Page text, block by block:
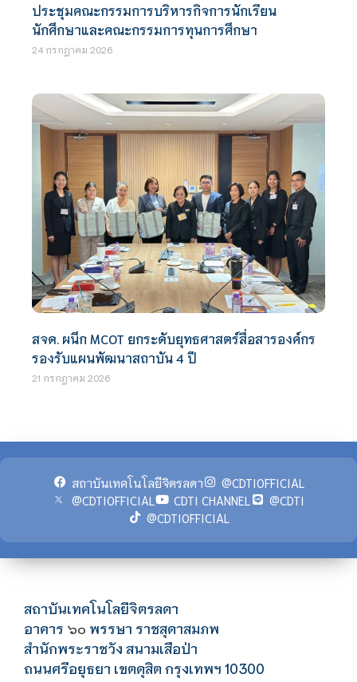
ประชุมคณะกรรมการบริหารกิจการนักเรียน
นักศึกษาและคณะกรรมการทุนการศึกษา
24 กรกฎาคม 2026
สจด. ผนึก MCOT ยกระดับยุทธศาสตร์สื่อสารองค์กร
รองรับแผนพัฒนาสถาบัน 4 ปี
21 กรกฎาคม 2026
สถาบันเทคโนโลยีจิตรลดา
@CDTIOFFICIAL
@CDTIOFFICIAL
CDTI CHANNEL
@CDTI
@CDTIOFFICIAL
สถาบันเทคโนโลยีจิตรลดา
อาคาร ๖๐ พรรษา ราชสุดาสมภพ
สำนักพระราชวัง สนามเสือป่า
ถนนศรีอยุธยา เขตดุสิต กรุงเทพฯ 10300